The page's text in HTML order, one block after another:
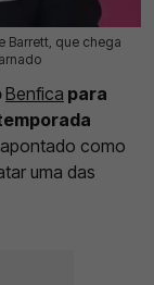
Barrett, que chega
Benfica para
como
uma das